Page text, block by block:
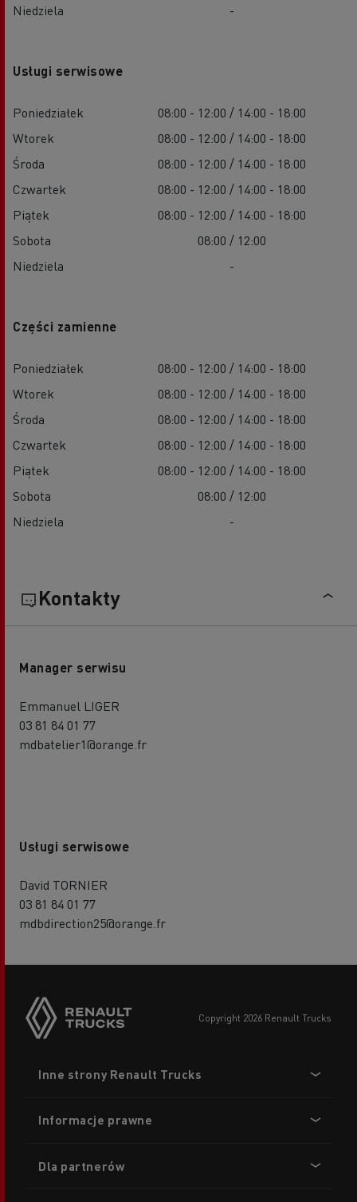
Niedziela
-
Usługi serwisowe
Poniedziałek
08:00 - 12:00 / 14:00 - 18:00
Wtorek
08:00 - 12:00 / 14:00 - 18:00
Środa
08:00 - 12:00 / 14:00 - 18:00
Czwartek
08:00 - 12:00 / 14:00 - 18:00
Piątek
08:00 - 12:00 / 14:00 - 18:00
Sobota
08:00 / 12:00
Niedziela
-
Części zamienne
Poniedziałek
08:00 - 12:00 / 14:00 - 18:00
Wtorek
08:00 - 12:00 / 14:00 - 18:00
Środa
08:00 - 12:00 / 14:00 - 18:00
Czwartek
08:00 - 12:00 / 14:00 - 18:00
Piątek
08:00 - 12:00 / 14:00 - 18:00
Sobota
08:00 / 12:00
Niedziela
-
Kontakty
Manager serwisu
Emmanuel LIGER
03 81 84 01 77
mdbatelier1@orange.fr
Usługi serwisowe
David TORNIER
03 81 84 01 77
mdbdirection25@orange.fr
copyright 2026 Renault Trucks
menu
Inne strony Renault Trucks
Informacje prawne
Dla partnerów